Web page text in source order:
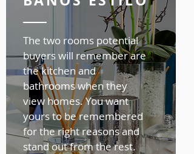
The two rooms potential
buyers will remember are
the kitchen and
bathrooms when they
view homes. You want
yours to be remembered
for the right reasons and
stand out from the rest.